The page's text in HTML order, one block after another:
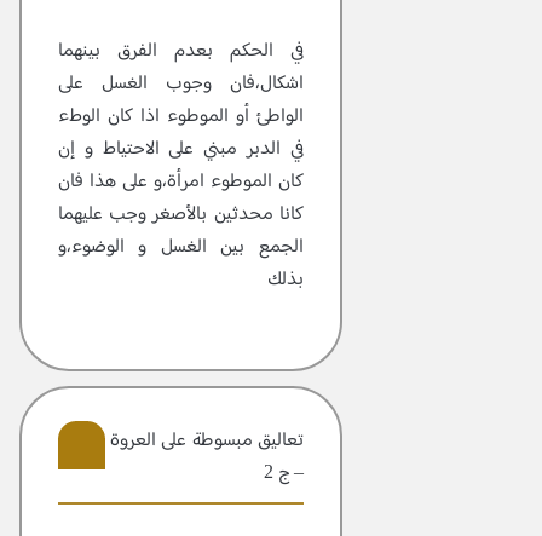
في الحكم بعدم الفرق بينهما
اشكال،فان وجوب الغسل على
الواطئ أو الموطوء اذا كان الوطء
في الدبر مبني على الاحتياط و إن
كان الموطوء امرأة،و على هذا فان
كانا محدثين بالأصغر وجب عليهما
الجمع بين الغسل و الوضوء،و
بذلك
تعاليق مبسوطة علی العروة الوثقی
– ج 2